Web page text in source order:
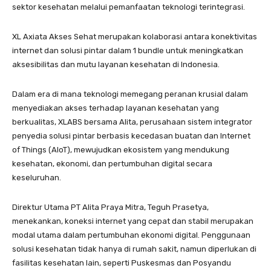
sektor kesehatan melalui pemanfaatan teknologi terintegrasi.
XL Axiata Akses Sehat merupakan kolaborasi antara konektivitas
internet dan solusi pintar dalam 1 bundle untuk meningkatkan
aksesibilitas dan mutu layanan kesehatan di Indonesia.
Dalam era di mana teknologi memegang peranan krusial dalam
menyediakan akses terhadap layanan kesehatan yang
berkualitas, XLABS bersama Alita, perusahaan sistem integrator
penyedia solusi pintar berbasis kecedasan buatan dan Internet
of Things (AIoT), mewujudkan ekosistem yang mendukung
kesehatan, ekonomi, dan pertumbuhan digital secara
keseluruhan.
Direktur Utama PT Alita Praya Mitra, Teguh Prasetya,
menekankan, koneksi internet yang cepat dan stabil merupakan
modal utama dalam pertumbuhan ekonomi digital. Penggunaan
solusi kesehatan tidak hanya di rumah sakit, namun diperlukan di
fasilitas kesehatan lain, seperti Puskesmas dan Posyandu